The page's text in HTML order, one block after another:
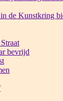
in de Kunstkring
bevrijd